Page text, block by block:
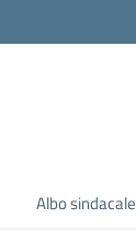
Albo sindacale